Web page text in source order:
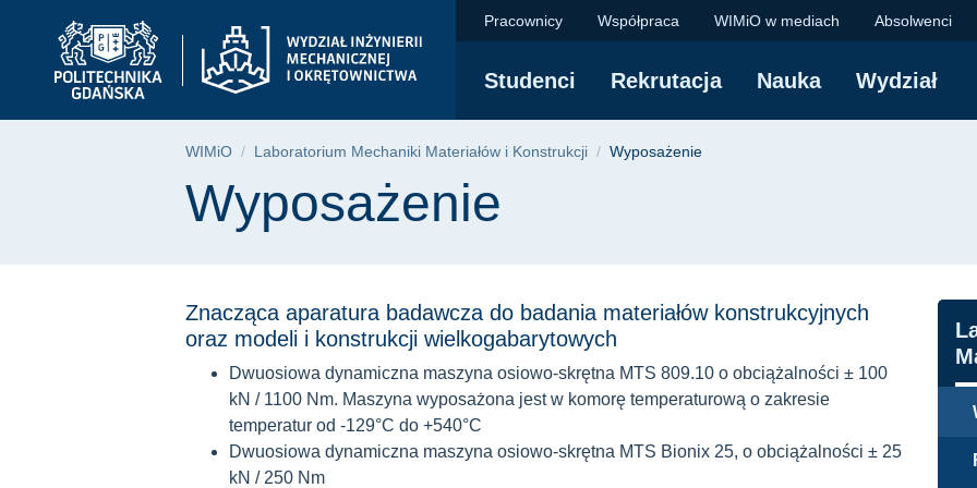
głównego
wyszukiwarki
Wyposażenie | WIMiO - Politechnika
Pracownicy Współpraca WIMiO w mediach Absolwenci
Studenci Rekrutacja Nauka Wydział
Ścieżka nawigacyjna
WIMiO Laboratorium Mechaniki Materiałów i Konstrukcji Wyposażenie
Treść strony
Wyposażenie
Znacząca aparatura badawcza do badania materiałów konstrukcyjnych
oraz modeli i konstrukcji wielkogabarytowych
Dwuosiowa dynamiczna maszyna osiowo-skrętna MTS 809.10 o obciążalności ± 100
kN / 1100 Nm. Maszyna wyposażona jest w komorę temperaturową o zakresie
temperatur od -129°C do +540°C
Dwuosiowa dynamiczna maszyna osiowo-skrętna MTS Bionix 25, o obciążalności ± 25
kN / 250 Nm